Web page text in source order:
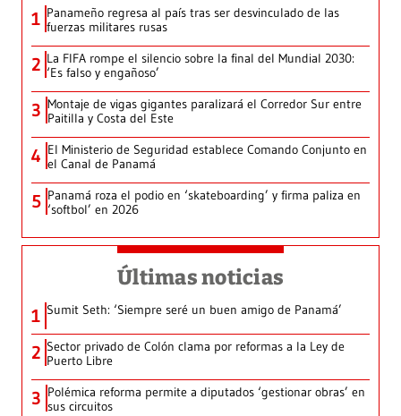
1 Panameño regresa al país tras ser desvinculado de las
fuerzas militares rusas
2 La FIFA rompe el silencio sobre la final del Mundial 2030:
‘Es falso y engañoso’
3 Montaje de vigas gigantes paralizará el Corredor Sur entre
Paitilla y Costa del Este
4 El Ministerio de Seguridad establece Comando Conjunto en
el Canal de Panamá
5 Panamá roza el podio en ‘skateboarding’ y firma paliza en
‘softbol’ en 2026
Últimas noticias
1 Sumit Seth: ‘Siempre seré un buen amigo de Panamá’
2 Sector privado de Colón clama por reformas a la Ley de
Puerto Libre
3 Polémica reforma permite a diputados ‘gestionar obras’ en
sus circuitos